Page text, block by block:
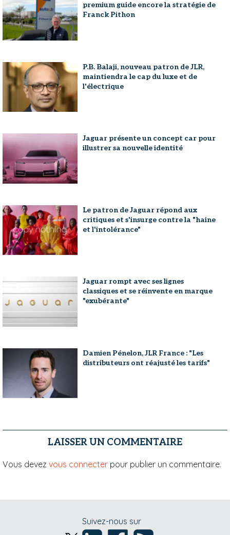
premium guide encore la stratégie de
Franck Pithon
P.B. Balaji, nouveau patron de JLR,
maintiendra le cap du luxe et de
l'électrique
Jaguar présente un concept car pour
illustrer sa nouvelle identité
Le patron de Jaguar répond aux
critiques et s'insurge contre la "haine
et l'intolérance"
Jaguar rompt avec ses lignes
classiques et se réinvente en marque
"exubérante"
Damien Pénelon, JLR France : "Les
distributeurs ont réajusté les tarifs"
LAISSER UN COMMENTAIRE
Vous devez vous connecter pour publier un commentaire.
Suivez-nous sur